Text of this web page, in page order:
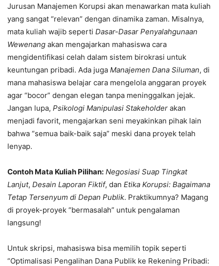
Jurusan Manajemen Korupsi akan menawarkan mata kuliah
yang sangat “relevan” dengan dinamika zaman. Misalnya,
mata kuliah wajib seperti Dasar-Dasar Penyalahgunaan
Wewenang akan mengajarkan mahasiswa cara
mengidentifikasi celah dalam sistem birokrasi untuk
keuntungan pribadi. Ada juga Manajemen Dana Siluman, di
mana mahasiswa belajar cara mengelola anggaran proyek
agar “bocor” dengan elegan tanpa meninggalkan jejak.
Jangan lupa, Psikologi Manipulasi Stakeholder akan
menjadi favorit, mengajarkan seni meyakinkan pihak lain
bahwa “semua baik-baik saja” meski dana proyek telah
lenyap.
Contoh Mata Kuliah Pilihan: Negosiasi Suap Tingkat
Lanjut, Desain Laporan Fiktif, dan Etika Korupsi: Bagaimana
Tetap Tersenyum di Depan Publik. Praktikumnya? Magang
di proyek-proyek “bermasalah” untuk pengalaman
langsung!
Untuk skripsi, mahasiswa bisa memilih topik seperti
“Optimalisasi Pengalihan Dana Publik ke Rekening Pribadi: